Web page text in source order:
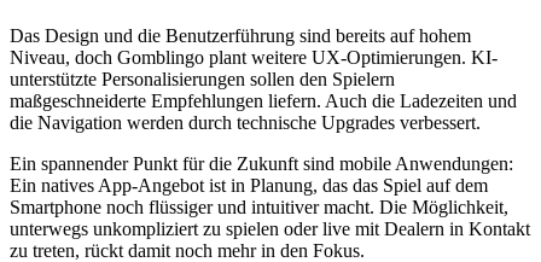
Das Design und die Benutzerführung sind bereits auf hohem
Niveau, doch Gomblingo plant weitere UX-Optimierungen. KI-
unterstützte Personalisierungen sollen den Spielern
maßgeschneiderte Empfehlungen liefern. Auch die Ladezeiten und
die Navigation werden durch technische Upgrades verbessert.
Ein spannender Punkt für die Zukunft sind mobile Anwendungen:
Ein natives App-Angebot ist in Planung, das das Spiel auf dem
Smartphone noch flüssiger und intuitiver macht. Die Möglichkeit,
unterwegs unkompliziert zu spielen oder live mit Dealern in Kontakt
zu treten, rückt damit noch mehr in den Fokus.